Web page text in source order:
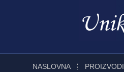
NASLOVNA PROIZVODI